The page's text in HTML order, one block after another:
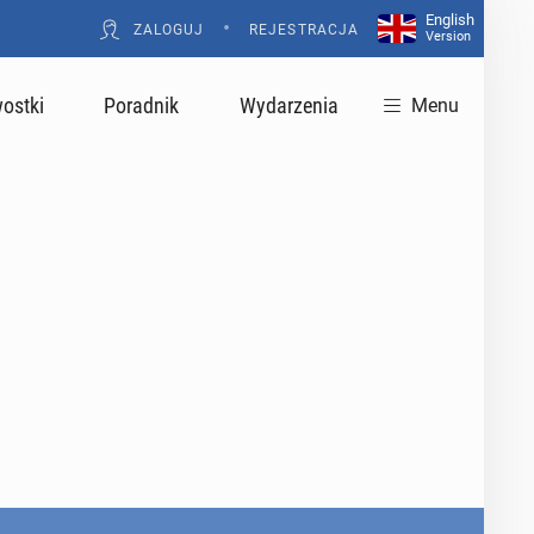
ZALOGUJ • REJESTRACJA
English
Version
Poradnik Wydarzenia Menu